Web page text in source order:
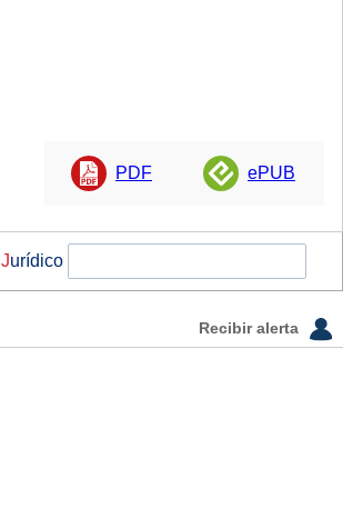
PDF ePUB
Jurídico
Recibir alerta